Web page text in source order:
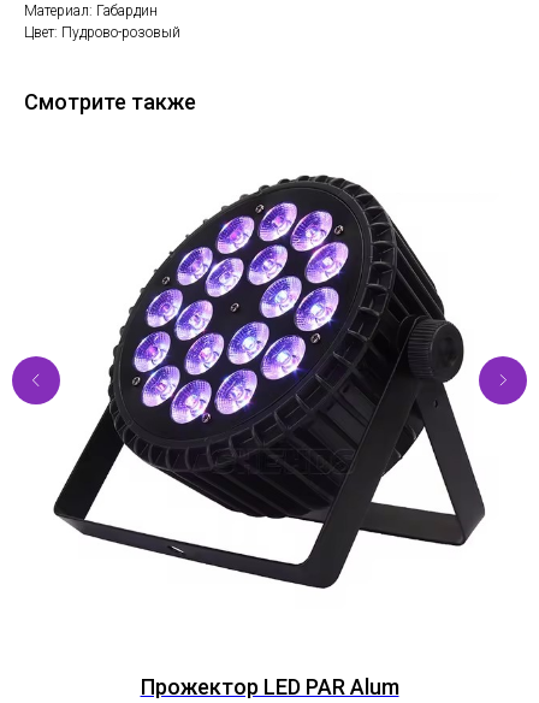
Материал: Габардин
Цвет: Пудрово-розовый
Смотрите также
Прожектор LED PAR Alum